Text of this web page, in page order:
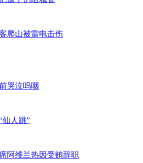
爬山被雷电击伤
哭泣呜咽
仙人跳”
阿维兰热因受贿辞职